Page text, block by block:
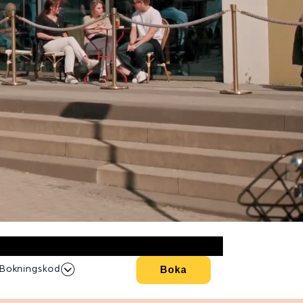
Bokningskod Boka